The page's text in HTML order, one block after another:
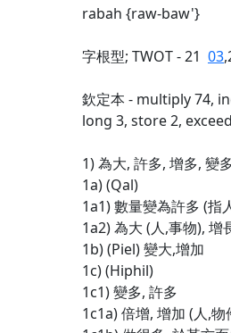
rabah {raw-baw'}
字根型; TWOT - 21 03
欽定本 - multiply 74,
long 3, store 2,
1) 為大, 許多, 增多, 變
1a) (Qal)
1a1) 數量變為許多 (指
1a2) 為大 (人,事物), 增
1b) (Piel) 變大,增加
1c) (Hiphil)
1c1) 變多, 許多
1c1a) 倍增, 增加 (人,物